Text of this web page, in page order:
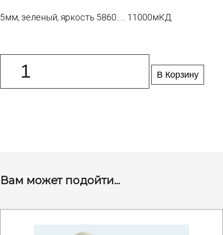
5мм, зеленый, яркость 5860...... 11000мКД
В Корзину
Вам может подойти...